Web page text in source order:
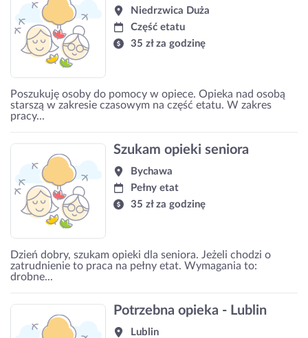
Niedrzwica Duża
Część etatu
35 zł za godzinę
Poszukuję osoby do pomocy w opiece. Opieka nad osobą
starszą w zakresie czasowym na część etatu. W zakres
pracy...
Szukam opieki seniora
Bychawa
Pełny etat
35 zł za godzinę
Dzień dobry, szukam opieki dla seniora. Jeżeli chodzi o
zatrudnienie to praca na pełny etat. Wymagania to:
drobne...
Potrzebna opieka - Lublin
Lublin